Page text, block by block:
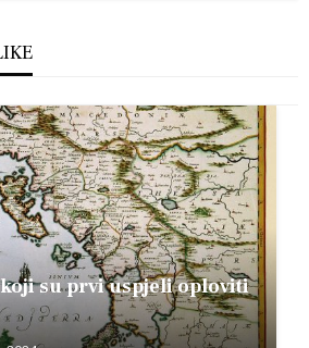
su prvi uspjeli oploviti